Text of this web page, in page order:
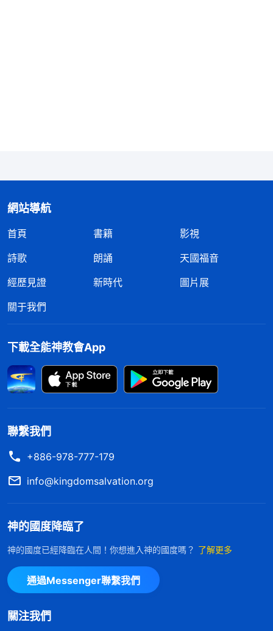
應該盡受造之物的本分，心裏有些矛盾，通過神話語
不斷地澆灌、牧養，逐漸地明白真理了，你才認識到
盡上受造之物的本分這是天經地義的。到如今，有許
跟隨神盡本分的時候就不受外邦人論斷、定罪的話轄
座談紀要・什麽是真理實際》
認為人能孝敬父母、能為父母養老送終這就是孝子、
是好人，對父母不能盡孝那就是没良心，不是好人。
這是根據倫理綱常、根據德行來評判一個人的好壞，
根本不符合神的話，不符合真理。我把傳統文化當成
正面事物，覺得母親把我養大我就該為母親養老。可
親身邊照顧她，我就覺得自己没良心、没人性。看到
我的看事觀點還和外邦人一樣，是不信派的觀點。想
想那些跟隨主耶穌
傳揚神的福音跑到异國他鄉，在人看他們撇下父母、
家人是冷酷無情没有人性，但是他們傳揚福音盡上了
自己的本分，他們才是有良心、有人性的人。神説：
的父母都特别友好特别忠心，而且從來不占任何人的
網站導航
首頁 書籍
影視
詩歌
朗誦
天國福音
經歷見證
新時代
圖片展
關于我們
下載全能神教會App
聯繫我們
+886-978-777-179
info@kingdomsalvation.org
神的國度降臨了
神的國度已經降臨在人間！你想進入神的國度嗎？ 了解更多
通過Messenger聯繫我們
關注我們